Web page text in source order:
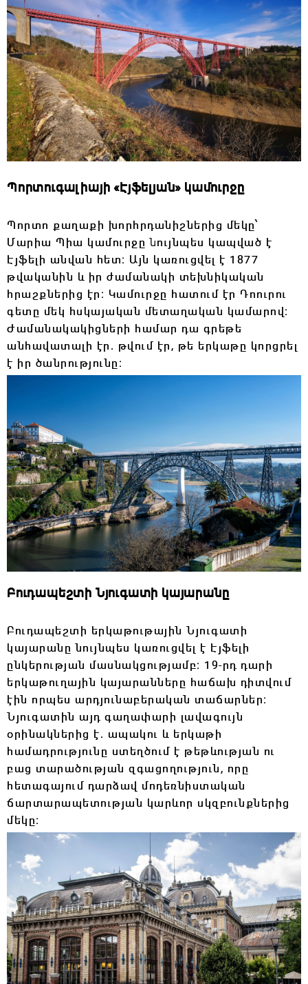
Պորտուգալիայի «Էյֆելյան» կամուրջը
Պորտո քաղաքի խորհրդանիշներից մեկը՝
Մարիա Պիա կամուրջընույնպես կապված է
Էյֆելի անվան հետ։ Այն կառուցվել է 1877
թվականին և իր ժամանակի տեխնիկական
հրաշքներից էր։ Կամուրջը հատում էր Դոուրու
գետը մեկ հսկայական մետաղական կամարով։
Ժամանակակիցների համար դա գրեթե
անհավատալի էր․ թվում էր, թե երկաթը կորցրել
է իր ծանրությունը։
Բուդապեշտի Նյուգատի կայարանը
Բուդապեշտի երկաթութային Նյուգատի
կայարանը նույնպես կառուցվել է Էյֆելի
ընկերության մասնակցությամբ։ 19-րդ դարի
երկաթուղային կայարանները հաճախ դիտվում
էին որպես արդյունաբերական տաճարներ։
Նյուգատին այդ գաղափարի լավագույն
օրինակներից է․ ապակու և երկաթի
համադրությունը ստեղծում է թեթևության ու
բաց տարածության զգացողություն, որը
հետագայում դարձավ մոդեռնիստական
ճարտարապետության կարևոր սկզբունքներից
մեկը։